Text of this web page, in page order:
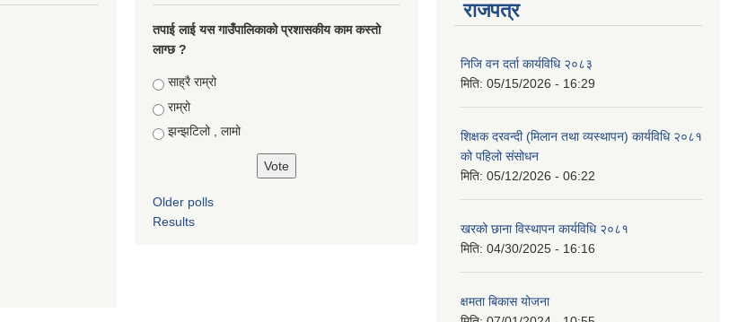
तपाई लाई यस गाउँपालिकाको प्रशासकीय काम कस्तो
लाग्छ ?
Choices
साह्रै राम्रो
राम्रो
झन्झटिलो , लामो
Older polls
Results
राजपत्र
निजि वन दर्ता कार्यविधि २०८३
मिति: 05/15/2026 - 16:29
शिक्षक दरवन्दी (मिलान तथा व्यस्थापन) कार्यविधि २०८१
को पहिलो संसोधन
मिति: 05/12/2026 - 06:22
खरको छाना विस्थापन कार्यविधि २०८१
मिति: 04/30/2025 - 16:16
क्षमता बिकास योजना